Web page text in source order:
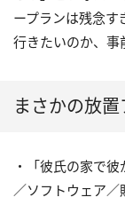
ープランは残念す
行きたいのか、事
まさかの放置
・「彼氏の家で
／ソフトウェア／